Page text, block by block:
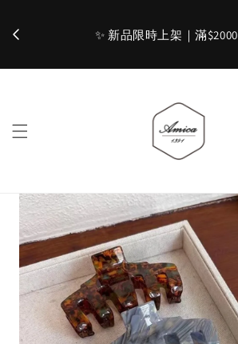
✨ 新品限時上架｜滿$2000免運